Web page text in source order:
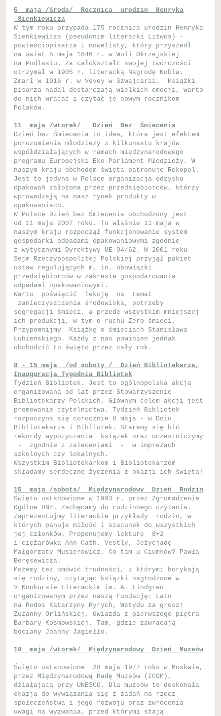
5 maja /środa/ Rocznica urodzin Henryka
Sienkiewicza
W tym roku przypada 175 rocznica urodzin Henryka
Sienkiewicza (pseudonim literacki Litwos) -
powieściopisarza i nowelisty, który przyszedł
na świat 5 maja 1846 r. w Woli Okrzejskiej
na Podlasiu. Za całokształt swojej twórczości
otrzymał w 1905 r. literacką Nagrodę Nobla.
Zmarł w 1916 r. w Vevey w Szwajcarii. Książki
pisarza nadal dostarczają wielkich emocji, warto
do nich wracać i czytać je nowym rocznikom
Polaków.
11 maja /wtorek/ Dzień Bez Śmiecenia
Dzień bez Śmiecenia to idea, która jest efektem
porozumienia młodzieży z kilkunastu krajów
współdziałających w ramach międzynarodowego
programu Europejski Eko-Parlament Młodzieży. W
naszym kraju obchodom święta patronuje Rekopol.
Jest to jedyna w Polsce organizacja odzysku
opakowań założona przez przedsiębiorców, którzy
wprowadzają na nasz rynek produkty w
opakowaniach.
W Polsce Dzień bez Śmiecenia obchodzony jest
od 11 maja 2007 roku. To właśnie 11 maja w
naszym kraju rozpoczął funkcjonowanie system
gospodarki odpadami opakowaniowymi zgodnie
z wytycznymi Dyrektywy UE 94/62. W 2001 roku
Sejm Rzeczypospolitej Polskiej przyjął pakiet
ustaw regulujących m. in. obowiązki
przedsiębiorców w zakresie gospodarowania
odpadami opakowaniowymi.
Warto poświęcić lekcję na temat
zanieczyszczenia środowiska, potrzeby
segregacji śmieci, a przede wszystkim mniejszej
ich produkcji, w tym o ruchu Zero śmieci.
Przypomnijmy Książkę o śmieciach Stanisława
Łubieńskiego. Każdy z nas powinien jednak
obchodzić to święto przez cały rok.
8 - 15 maja /od soboty / Dzień Bibliotekarza,
Inauguracja Tygodnia Bibliotek
Tydzień Bibliotek. Jest to ogólnopolska akcja
organizowana od lat przez Stowarzyszenie
Bibliotekarzy Polskich. Głównym celem akcji jest
promowanie czytelnictwa. Tydzień Bibliotek
rozpoczyna się corocznie 8 maja - w Dniu
Bibliotekarza i Bibliotek. Staramy się bić
rekordy wypożyczania książek oraz uczestniczymy
- zgodnie z zaleceniami - w imprezach
szkolnych czy lokalnych.
Wszystkim Bibliotekarkom i Bibliotekarzom
składamy serdeczne życzenia z okazji ich święta!
15 maja /sobota/ Międzynarodowy Dzień Rodzin
Święto ustanowione w 1993 r. przez Zgromadzenie
Ogólne ONZ. Zachęcamy do rodzinnego czytania.
Zaprezentujmy literackie przykłady rodzin, w
których panuje miłość i szacunek do wszystkich
jej członków. Proponujemy lekturę 8+2
i ciężarówka Ann Cath. Vestly, Jeżycjadę
Małgorzaty Musierowicz, Co tam u Ciumków? Pawła
Beręsewicza.
Możemy też omówić trudności, z którymi borykają
się rodziny, czytając książki nagrodzone w
V Konkursie Literackim im. A. Lindgren
organizowanym przez naszą Fundację: Lato
na Rodos Katarzyny Ryrych, Wstydu za grosz!
Zuzanny Orlińskiej, Gwiazda z pierwszego piętra
Barbary Kosmowskiej, Tam, gdzie zawracają
bociany Joanny Jagiełło.
18 maja /wtorek/ Międzynarodowy Dzień Muzeów
Święto ustanowione 28 maja 1977 roku w Moskwie,
przez Międzynarodową Radę Muzeów (ICOM),
działającą przy UNESCO. Dla muzeów to doskonała
okazja do wywiązania się z zadań na rzecz
społeczeństwa i jego rozwoju oraz zwrócenia
uwagi na wyzwania, przed którymi stają